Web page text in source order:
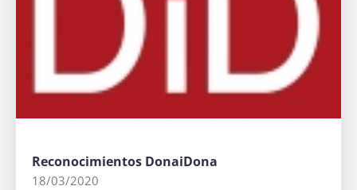
18/03/2020
Reconocimientos DonaiDona